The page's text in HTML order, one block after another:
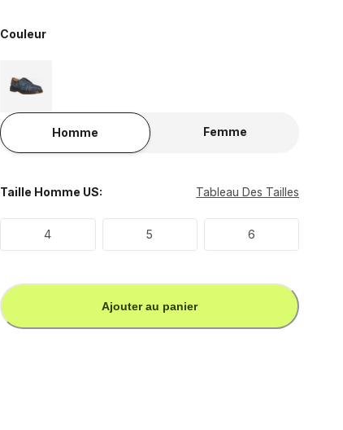
Couleur
Homme Femme
Taille Homme US: Tableau Des Tailles
4 5 6
Ajouter au panier